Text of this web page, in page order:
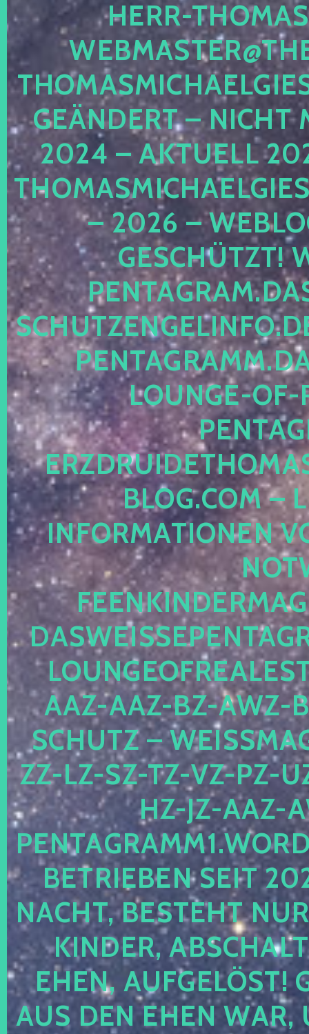
HERR-
GEÄNDERT – NICHT
2024 – AKTUELL
– 2026 –
ESCHÜTZT!
OUNGE-OF-
LOG.COM –
NFORMATIONEN
AZ-AAZ-BZ-AWZ-
CHUTZ –
-LZ-SZ-TZ-VZ-PZ-UZ-
-JZ-AAZ-
TRIEBEN SEIT 2024
CHT, BESTEHT NUR
NDER,
EN, AUFGELÖST!
S DEN EHEN WAR,